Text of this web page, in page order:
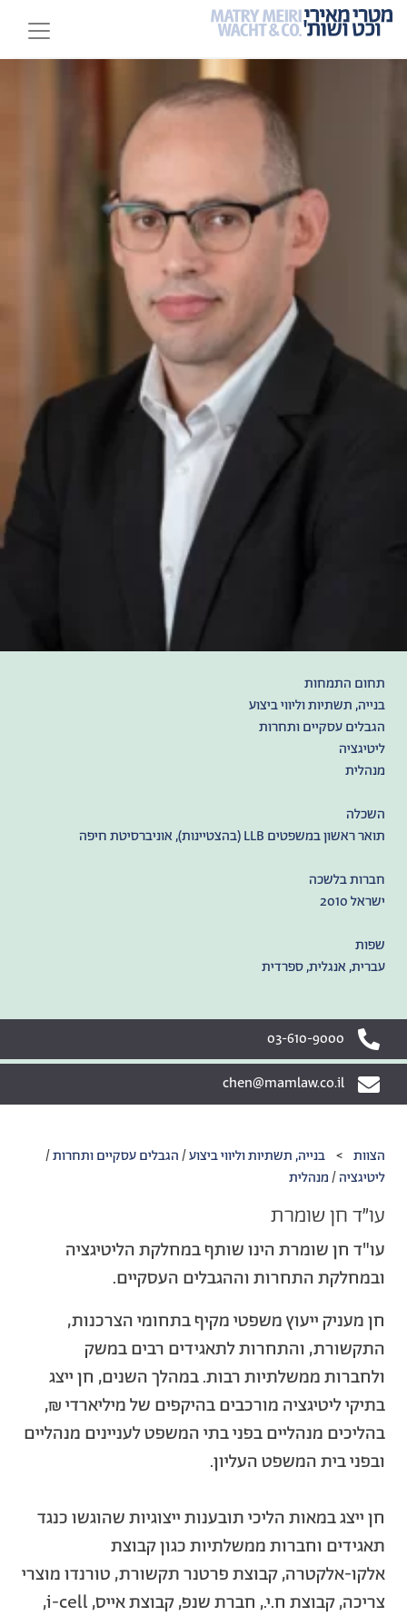
תחום התמחות
בנייה, תשתיות וליווי ביצוע
הגבלים עסקיים ותחרות
‫ליטיגציה‬
מנהלית
השכלה
תואר ראשון במשפטים LLB (בהצטיינות), אוניברסיטת חיפה
חברות בלשכה
ישראל 2010
שפות
עברית, אנגלית, ספרדית
03-610-9000
chen@mamlaw.co.il
הצוות > בנייה, תשתיות וליווי ביצוע/הגבלים עסקיים ותחרות/
‫ליטיגציה‬/מנהלית
עו״ד חן שומרת
עו"ד חן שומרת הינו שותף במחלקת הליטיגציה
ובמחלקת התחרות וההגבלים העסקיים.
חן מעניק ייעוץ משפטי מקיף בתחומי הצרכנות,
התקשורת, והתחרות לתאגידים רבים במשק
ולחברות ממשלתיות רבות. במהלך השנים, חן ייצג
בתיקי ליטיגציה מורכבים בהיקפים של מיליארדי ₪,
בהליכים מנהליים בפני בתי המשפט לעניינים מנהליים
ובפני בית המשפט העליון.
חן ייצג במאות הליכי תובענות ייצוגיות שהוגשו כנגד
תאגידים וחברות ממשלתיות כגון קבוצת
אלקו-אלקטרה, קבוצת פרטנר תקשורת, טורנדו מוצרי
צריכה, קבוצת ח.י., חברת שנפ, קבוצת אייס, i-cell,